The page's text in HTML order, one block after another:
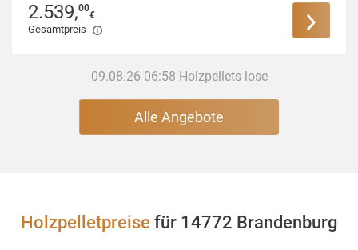
2.539,00
€
Gesamtpreis
09.08.26 06:58 Holzpellets lose
Alle Angebote
Holzpelletpreisefür 14772 Brandenburg